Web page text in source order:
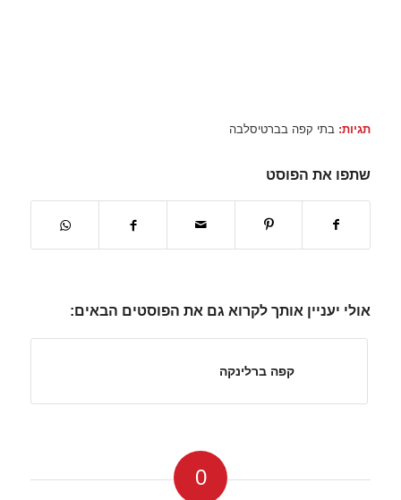
תגיות: בתי קפה בברטיסלבה
שתפו את הפוסט
אולי יעניין אותך לקרוא גם את הפוסטים הבאים:
קפה ברלינקה
0